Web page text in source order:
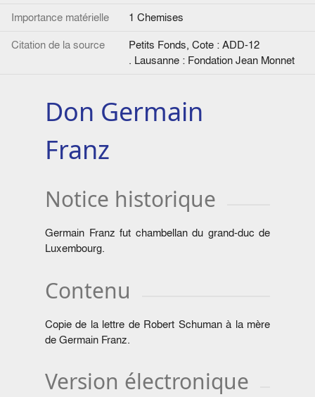
Importance matérielle
1 Chemises
Citation de la source
Petits Fonds, Cote : ADD-12
. Lausanne : Fondation Jean Monnet
Don Germain
Franz
Notice historique
Germain Franz fut chambellan du grand-duc de
Luxembourg.
Contenu
Copie de la lettre de Robert Schuman à la mère
de Germain Franz.
Version électronique